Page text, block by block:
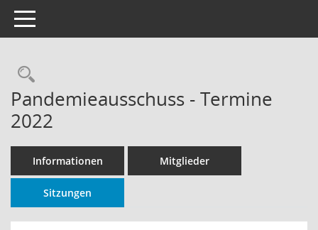
Toggle navigation
Rechercheauswahl
Pandemieausschuss - Termine
2022
Informationen Mitglieder
Sitzungen